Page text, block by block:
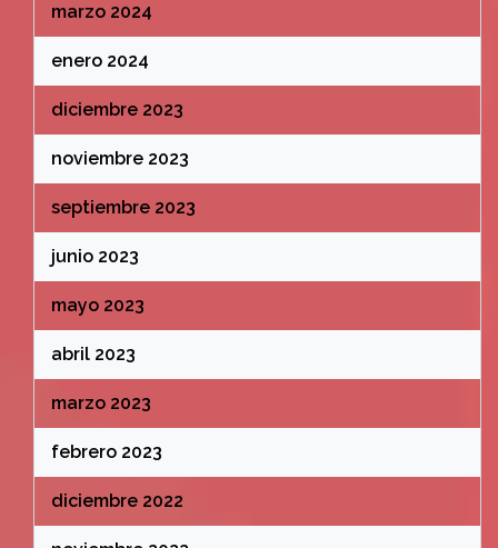
marzo 2024
enero 2024
diciembre 2023
noviembre 2023
septiembre 2023
junio 2023
mayo 2023
abril 2023
marzo 2023
febrero 2023
diciembre 2022